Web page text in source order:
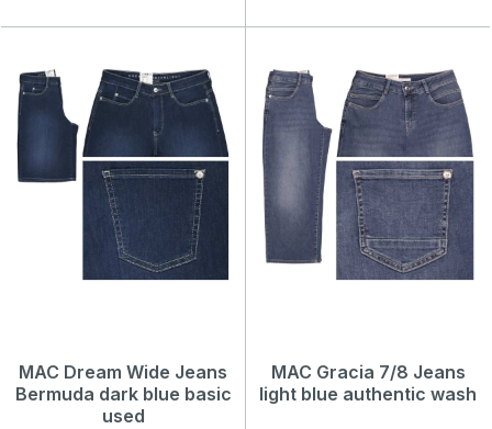
MAC Dream Wide Jeans
Bermuda dark blue basic
used
MAC Gracia 7/8 Jeans
light blue authentic wash